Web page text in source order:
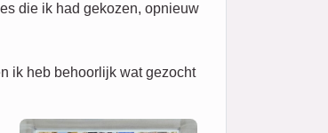
die ik had gekozen, opnieuw
ik heb behoorlijk wat gezocht